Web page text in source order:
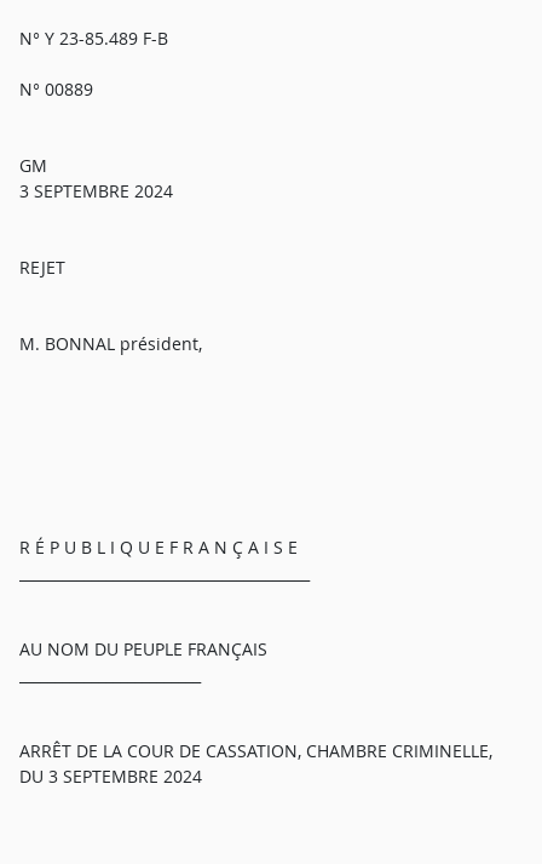
N° Y 23-85.489 F-B
N° 00889
GM
3 SEPTEMBRE 2024
REJET
M. BONNAL président,
R É P U B L I Q U E F R A N Ç A I S E
AU NOM DU PEUPLE FRANÇAIS
ARRÊT DE LA COUR DE CASSATION, CHAMBRE CRIMINELLE,
DU 3 SEPTEMBRE 2024